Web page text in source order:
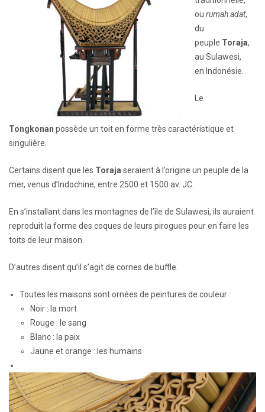
ou rumah adat,
du
peuple Toraja,
au Sulawesi,
en Indonésie.
Le
Tongkonan possède un toit en forme très caractéristique et
singulière.
Certains disent que les Toraja seraient à l’origine un peuple de la
mer, venus d’Indochine, entre 2500 et 1500 av. JC.
En s’installant dans les montagnes de l’île de Sulawesi, ils auraient
reproduit la forme des coques de leurs pirogues pour en faire les
toits de leur maison.
D’autres disent qu’il s’agit de cornes de buffle.
Toutes les maisons sont ornées de peintures de couleur :
Noir : la mort
Rouge : le sang
Blanc : la paix
Jaune et orange : les humains